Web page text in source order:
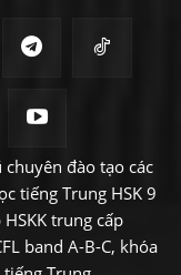
chuyên đào tạo các
tiếng Trung HSK 9
trung cấp
band A-B-C, khóa